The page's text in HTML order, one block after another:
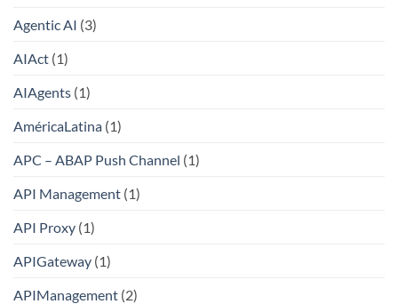
Agentic AI (3)
AIAct (1)
AIAgents (1)
AméricaLatina (1)
APC – ABAP Push Channel (1)
API Management (1)
API Proxy (1)
APIGateway (1)
APIManagement (2)